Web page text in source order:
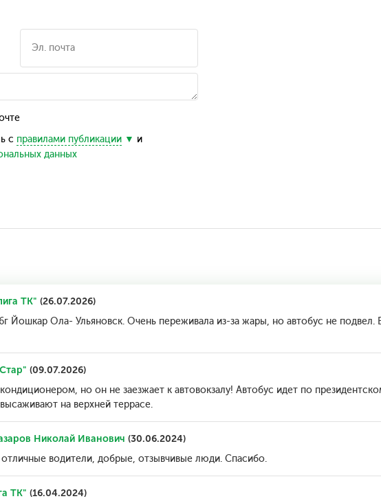
с правилами публикации
и
данных
ТК" (26.07.2026)
Йошкар Ола- Ульяновск. Очень переживала из-за жары, но автобус не
(09.07.2026)
но он не заезжает к автовокзалу! Автобус идет по
на верхней террасе.
Николай Иванович (30.06.2024)
водители, добрые, отзывчивые люди. Спасибо.
ТК" (16.04.2024)